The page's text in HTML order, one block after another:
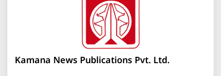
Kamana News Publications Pvt. Ltd.